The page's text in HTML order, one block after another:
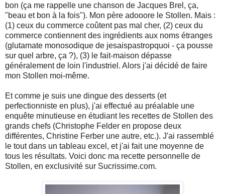
bon (ça me rappelle une chanson de Jacques Brel, ça,
"beau et bon à la fois"). Mon père adooore le Stollen. Mais :
(1) ceux du commerce coûtent pas mal cher, (2) ceux du
commerce contiennent des ingrédients aux noms étranges
(glutamate monosodique de jesaispastropquoi - ça pousse
sur quel arbre, ça ?), (3) le fait-maison dépasse
généralement de loin l'industriel. Alors j'ai décidé de faire
mon Stollen moi-même.
Et comme je suis une dingue des desserts (et
perfectionniste en plus), j'ai effectué au préalable une
enquête minutieuse en étudiant les recettes de Stollen des
grands chefs (Christophe Felder en propose deux
différentes, Christine Ferber une autre, etc.). J'ai rassemblé
le tout dans un tableau excel, et j'ai fait une moyenne de
tous les résultats. Voici donc ma recette personnelle de
Stollen, en exclusivité sur Sucrissime.com.